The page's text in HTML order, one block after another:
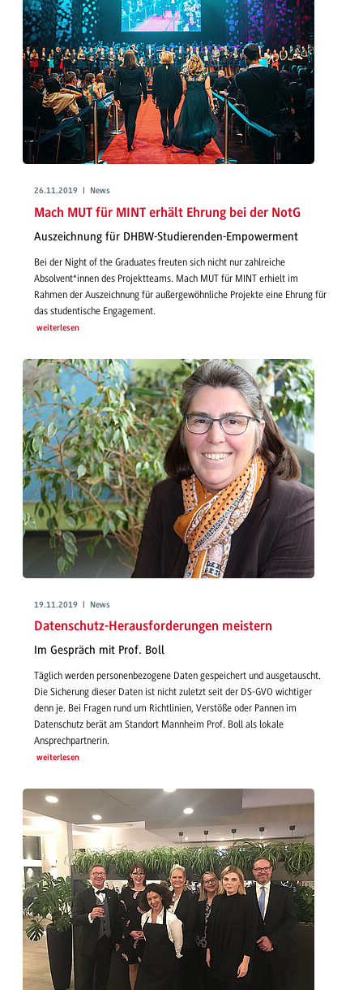
26.11.2019 | News
Mach MUT für MINT erhält Ehrung bei der NotG
Auszeichnung für DHBW-Studierenden-Empowerment
Bei der Night of the Graduates freuten sich nicht nur zahlreiche
Absolvent*innen des Projektteams. Mach MUT für MINT erhielt im
Rahmen der Auszeichnung für außergewöhnliche Projekte eine Ehrung für
das studentische Engagement.
weiterlesen
19.11.2019 | News
Datenschutz-Herausforderungen meistern
Im Gespräch mit Prof. Boll
Täglich werden personenbezogene Daten gespeichert und ausgetauscht.
Die Sicherung dieser Daten ist nicht zuletzt seit der DS-GVO wichtiger
denn je. Bei Fragen rund um Richtlinien, Verstöße oder Pannen im
Datenschutz berät am Standort Mannheim Prof. Boll als lokale
Ansprechpartnerin.
weiterlesen